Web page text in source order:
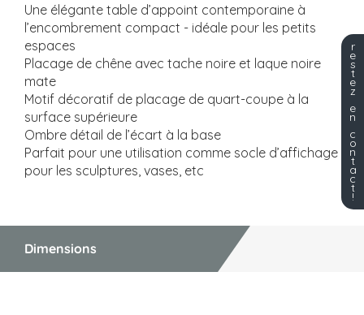
Une élégante table d’appoint contemporaine à
l’encombrement compact - idéale pour les petits
espaces
Placage de chêne avec tache noire et laque noire
mate
Motif décoratif de placage de quart-coupe à la
surface supérieure
Ombre détail de l’écart à la base
Parfait pour une utilisation comme socle d’affichage
pour les sculptures, vases, etc
Dimensions
r
e
s
t
e
z
e
n
c
o
n
t
a
c
t
!